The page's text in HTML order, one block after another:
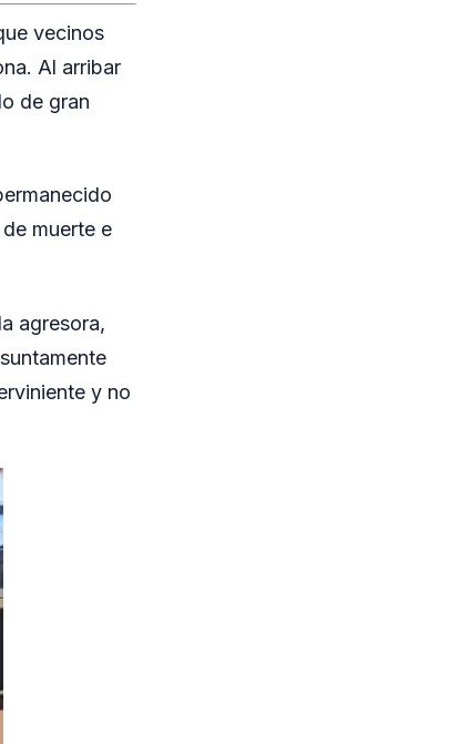
vecinos
Al arribar
de gran
muerte e
agresora,
y no